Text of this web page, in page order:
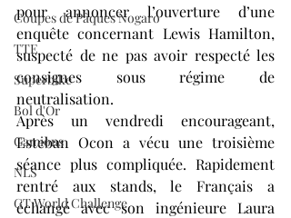
Coupes de Pâques Nogaro
TTE
Superbike
Bol d'Or
Camions
NLS
GT World Challenge
pour annoncer l’ouverture d’une
enquête concernant Lewis Hamilton,
suspecté de ne pas avoir respecté les
consignes sous régime de
neutralisation.
Après un vendredi encourageant,
Esteban Ocon a vécu une troisième
séance plus compliquée. Rapidement
rentré aux stands, le Français a
échangé avec son ingénieure Laura